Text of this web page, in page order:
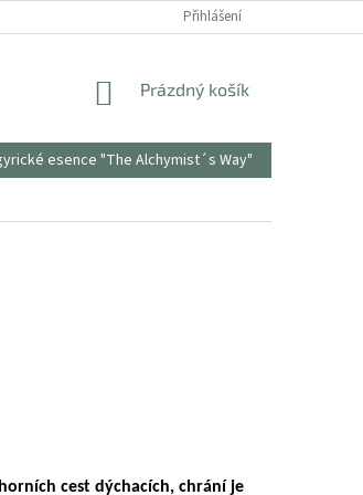
ODSTOUPENÍ OD SMLOUVYPřihlášení
NÁKUPNÍ
Prázdný košík
esence "The Alchymist´s Way"
cest dýchacích, chrání je